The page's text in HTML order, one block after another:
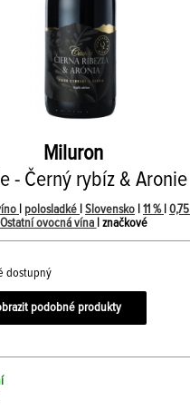
Miluron
- Černý rybíz & Aronie
polosladké Slovensko 11 % 0,75 l
Ostatní ovocná vína
| značkové
dostupný
podobné produkty